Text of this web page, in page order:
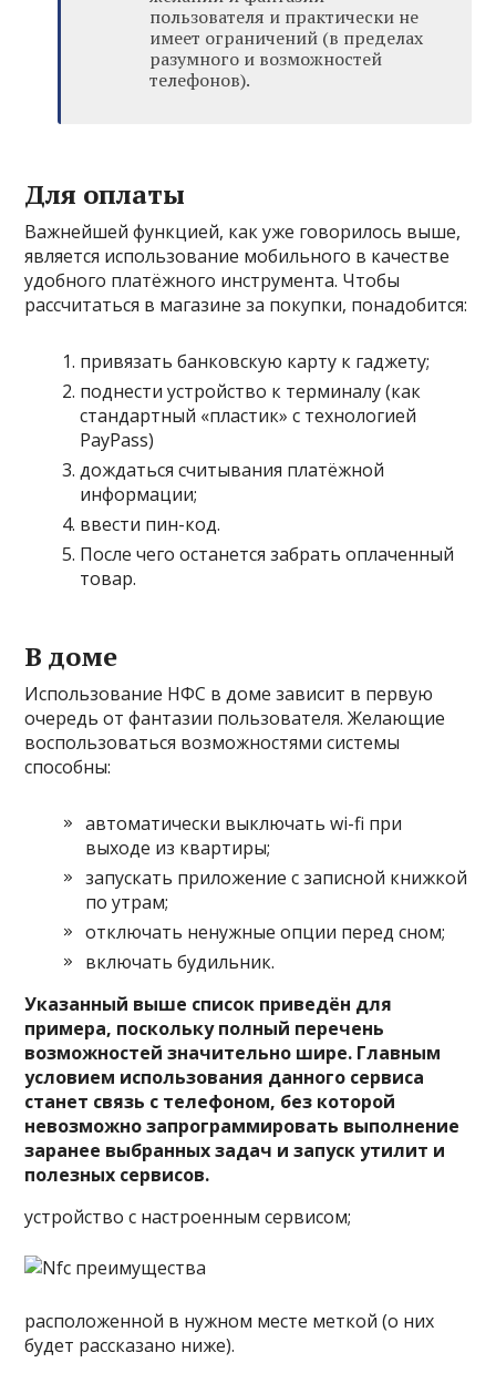
пользователя и практически не
имеет ограничений (в пределах
разумного и возможностей
телефонов).
Для оплаты
Важнейшей функцией, как уже говорилось выше,
является использование мобильного в качестве
удобного платёжного инструмента. Чтобы
рассчитаться в магазине за покупки, понадобится:
привязать банковскую карту к гаджету;
поднести устройство к терминалу (как
стандартный «пластик» с технологией
PayPass)
дождаться считывания платёжной
информации;
ввести пин-код.
После чего останется забрать оплаченный
товар.
В доме
Использование НФС в доме зависит в первую
очередь от фантазии пользователя. Желающие
воспользоваться возможностями системы
способны:
автоматически выключать wi-fi при
выходе из квартиры;
запускать приложение с записной книжкой
по утрам;
отключать ненужные опции перед сном;
включать будильник.
Указанный выше список приведён для
примера, поскольку полный перечень
возможностей значительно шире. Главным
условием использования данного сервиса
станет связь с телефоном, без которой
невозможно запрограммировать выполнение
заранее выбранных задач и запуск утилит и
полезных сервисов.
устройство с настроенным сервисом;
расположенной в нужном месте меткой (о них
будет рассказано ниже).